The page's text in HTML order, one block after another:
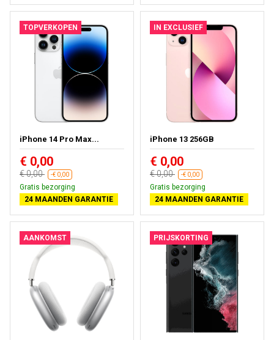
TOPVERKOPEN
iPhone 14 Pro Max...
€ 0,00
€ 0,00 -€ 0,00
Gratis bezorging
24 MAANDEN GARANTIE
IN EXCLUSIEF
iPhone 13 256GB
€ 0,00
€ 0,00 -€ 0,00
Gratis bezorging
24 MAANDEN GARANTIE
AANKOMST PRIJSKORTING